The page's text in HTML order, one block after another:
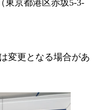
東京都港区赤坂5-3-
変更となる場合があ